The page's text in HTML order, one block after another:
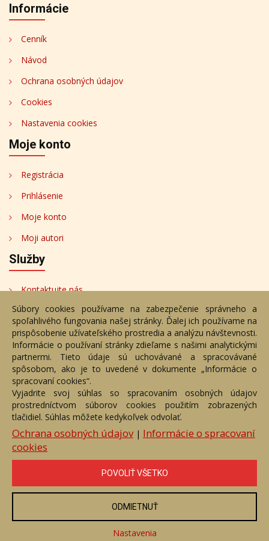
Informácie
Cenník
Návod
Ochrana osobných údajov
Cookies
Nastavenia cookies
Moje konto
Registrácia
Prihlásenie
Moje konto
Moji autori
Služby
Kontaktujte nás
Bezplatné poradenstvo
Adresa
Nižný Hrušov 333, 094 22,
Slovenská republika
+421 905 356 921
+421 905 959 101
eantik@eantik.sk
Kontakt
Bezplatné poradenstvo
Biografie autorov
eAntik.sk © 2007 - 2026
Akékoľvek používanie obrazových a textových súčastí tejto stránky je
vyhradené.
Súbory cookies používame na zabezpečenie správneho a
spoľahlivého fungovania našej stránky. Ďalej ich používame na
prispôsobenie užívateľského prostredia a analýzu návštevnosti.
Informácie o používaní stránky zdieľame s našimi analytickými
partnermi. Tieto údaje sú uchovávané a spracovávané
spôsobom, ako je to uvedené v dokumente „Informácie o
spracovaní cookies“.
Vyjadrite svoj súhlas so spracovaním osobných údajov
prostredníctvom súborov cookies použitím zobrazených
tlačidiel. Súhlas môžete kedykoľvek odvolať.
Ochrana osobných údajov| Informácie o spracovaní
cookies
POVOLIŤ VŠETKO
ODMIETNUŤ
Nastavenia